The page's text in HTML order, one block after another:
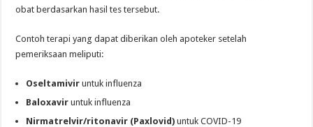
obat berdasarkan hasil tes tersebut.
Contoh terapi yang dapat diberikan oleh apoteker setelah
pemeriksaan meliputi:
Oseltamivir untuk influenza
Baloxavir untuk influenza
Nirmatrelvir/ritonavir (Paxlovid) untuk COVID-19